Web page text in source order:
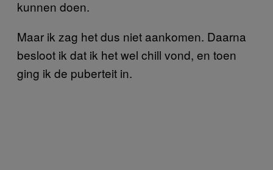
kunnen doen.
Maar ik zag het dus niet aankomen. Daarna
besloot ik dat ik het wel chill vond, en toen
ging ik de puberteit in.